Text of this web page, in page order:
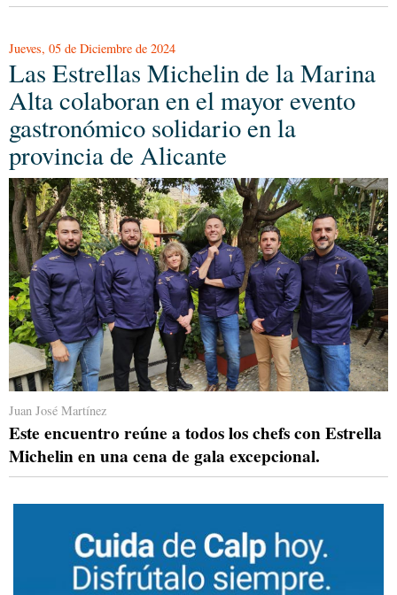
Jueves, 05 de Diciembre de 2024
Las Estrellas Michelin de la Marina
Alta colaboran en el mayor evento
gastronómico solidario en la
provincia de Alicante
Juan José Martínez
Este encuentro reúne a todos los chefs con Estrella
Michelin en una cena de gala excepcional.